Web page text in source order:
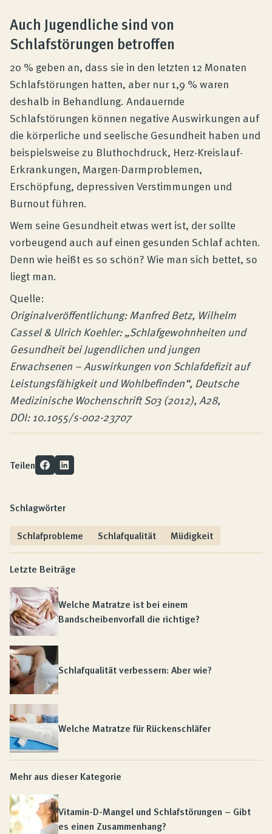
Auch Jugendliche sind von
Schlafstörungen betroffen
20 % geben an, dass sie in den letzten 12 Monaten
Schlafstörungen hatten, aber nur 1,9 % waren
deshalb in Behandlung. Andauernde
Schlafstörungen können negative Auswirkungen auf
die körperliche und seelische Gesundheit haben und
beispielsweise zu Bluthochdruck, Herz-Kreislauf-
Erkrankungen, Margen-Darmproblemen,
Erschöpfung, depressiven Verstimmungen und
Burnout führen.
Wem seine Gesundheit etwas wert ist, der sollte
vorbeugend auch auf einen gesunden Schlaf achten.
Denn wie heißt es so schön? Wie man sich bettet, so
liegt man.
Quelle:
Originalveröffentlichung: Manfred Betz, Wilhelm
Cassel & Ulrich Koehler: „Schlafgewohnheiten und
Gesundheit bei Jugendlichen und jungen
Erwachsenen – Auswirkungen von Schlafdefizit auf
Leistungsfähigkeit und Wohlbefinden“, Deutsche
Medizinische Wochenschrift S03 (2012), A28,
DOI: 10.1055/s-002-23707
Teilen
Schlagwörter
Schlafprobleme
Schlafqualität Müdigkeit
Letzte Beiträge
Welche Matratze ist bei einem
Bandscheibenvorfall die richtige?
Schlafqualität verbessern: Aber wie?
Welche Matratze für Rückenschläfer
Mehr aus dieser Kategorie
Vitamin-D-Mangel und Schlafstörungen – Gibt
es einen Zusammenhang?